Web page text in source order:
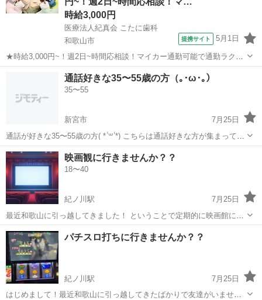
時給3,000円
医療法人紀真会 こたに歯科
和歌山市
提携サイト 5月1日
★時給3,000円~！週2日~時間応相談！マイカー通勤可能で通勤ラクラ
クです★ 時給： 3,000円~ ※前職の給与を下回らないよう考慮 アクセ
ス：紀勢本線[新宮~和歌山](きのくに線) 宮前 徒歩9分;貴志川線 田中
和歌山市 その他
通話好きな35〜55歳の方（｡･ω･｡）
35〜55
新宮市
7月25日
通話が好きな35〜55歳の方( * ॑꒳ ॑*) こちらは通話好きな方が集まってい
る通話メインのオープンチャットです( * ॑꒳ ॑*) 毎日朝早くから夜遅くま
で通話が開いているので暇な時間にフラッと参加しやすいと思いま...
和歌山 新宮市 友達 60歳
映画観に行きませんか？？
18〜40
紀ノ川駅
7月25日
最近和歌山に引っ越してきました！ ということで定期的に映画館に行
ってくれる人募集します！ 仲良くなればそのままご飯とか行きましょ
う💪
和歌山 和歌山市 紀ノ川駅 友達
パチスロ打ちに行きませんか？？
紀ノ川駅
7月25日
はじめまして！最近和歌山に引っ越してきたばかりで友達がいません